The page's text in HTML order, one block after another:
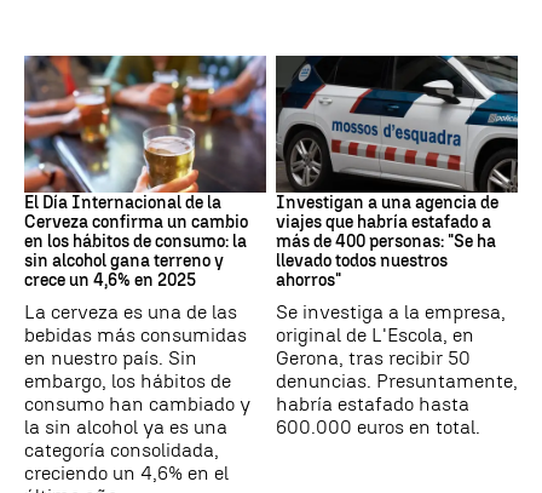
Día Internacional Cerveza
El Día Internacional de la
Cerveza confirma un cambio
en los hábitos de consumo: la
sin alcohol gana terreno y
crece un 4,6% en 2025
La cerveza es una de las
bebidas más consumidas
en nuestro país. Sin
embargo, los hábitos de
consumo han cambiado y
la sin alcohol ya es una
categoría consolidada,
creciendo un 4,6% en el
Estafa
Investigan a una agencia de
viajes que habría estafado a
más de 400 personas: "Se ha
llevado todos nuestros
ahorros"
Se investiga a la empresa,
original de L'Escola, en
Gerona, tras recibir 50
denuncias. Presuntamente,
habría estafado hasta
600.000 euros en total.